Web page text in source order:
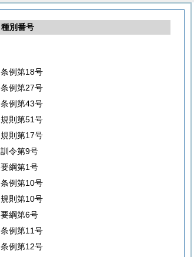
種別番号
条例第18号
条例第27号
条例第43号
規則第51号
規則第17号
訓令第9号
要綱第1号
条例第10号
規則第10号
要綱第6号
条例第11号
条例第12号